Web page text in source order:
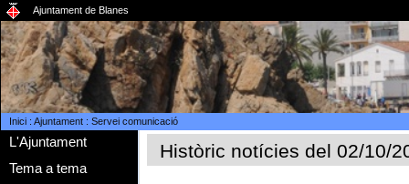
Ajuntament de Blanes
Inici: Ajuntament: Servei comunicació
L'Ajuntament
Tema a tema
Històric notícies del 02/10/